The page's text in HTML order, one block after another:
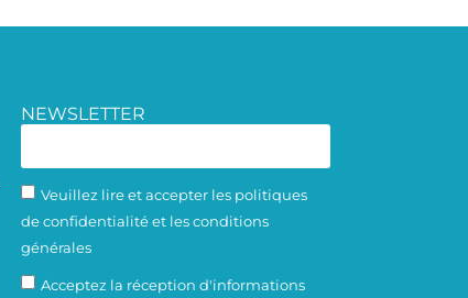
NEWSLETTER
Veuillez lire et accepter les politiques
de confidentialité et les conditions
générales
Acceptez la réception d'informations